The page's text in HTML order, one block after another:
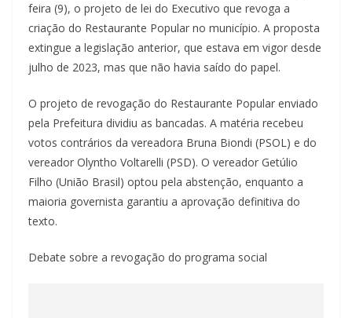
feira (9), o projeto de lei do Executivo que revoga a
criação do Restaurante Popular no município. A proposta
extingue a legislação anterior, que estava em vigor desde
julho de 2023, mas que não havia saído do papel.
O projeto de revogação do Restaurante Popular enviado
pela Prefeitura dividiu as bancadas. A matéria recebeu
votos contrários da vereadora Bruna Biondi (PSOL) e do
vereador Olyntho Voltarelli (PSD). O vereador Getúlio
Filho (União Brasil) optou pela abstenção, enquanto a
maioria governista garantiu a aprovação definitiva do
texto.
Debate sobre a revogação do programa social